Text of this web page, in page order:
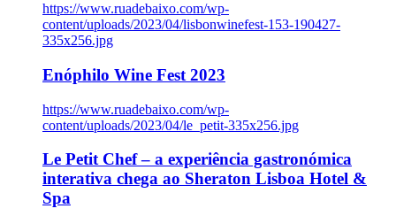
https://www.ruadebaixo.com/wp-
content/uploads/2023/04/lisbonwinefest-153-190427-
335x256.jpg
Enóphilo Wine Fest 2023
https://www.ruadebaixo.com/wp-
content/uploads/2023/04/le_petit-335x256.jpg
Le Petit Chef – a experiência gastronómica
interativa chega ao Sheraton Lisboa Hotel &
Spa